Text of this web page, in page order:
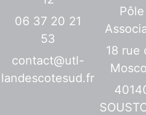
06 37 20 21
53
contact@utl-
landescotesud.fr
Pôle
18 rue